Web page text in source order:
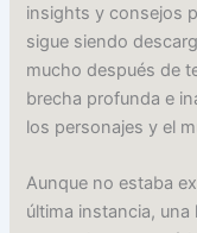
insights y consejos
sigue siendo
mucho después de
brecha profunda e
los personajes y el
Aunque no estaba
última instancia,